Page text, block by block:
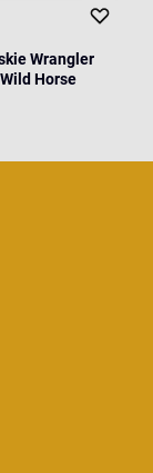
Wrangler
Horse